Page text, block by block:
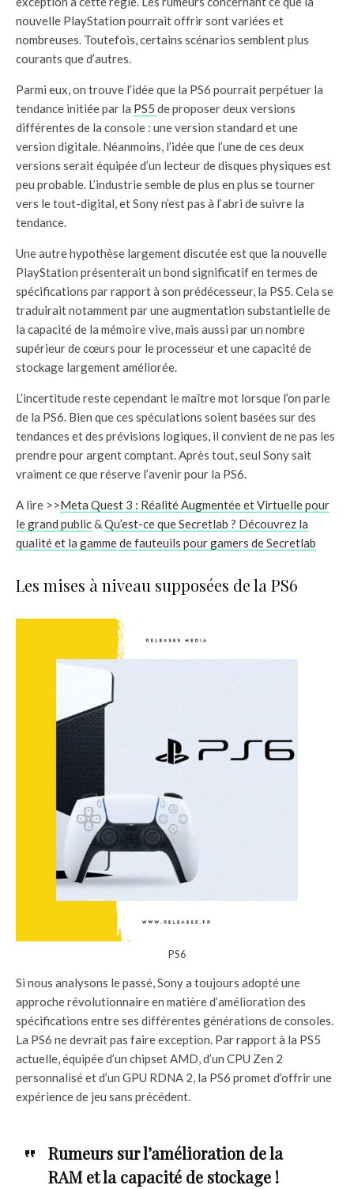
nouvelle PlayStation pourrait offrir sont variées et
nombreuses. Toutefois, certains scénarios semblent plus
courants que d’autres.
Parmi eux, on trouve l’idée que la PS6 pourrait perpétuer la
tendance initiée par la PS5 de proposer deux versions
différentes de la console : une version standard et une
version digitale. Néanmoins, l’idée que l’une de ces deux
versions serait équipée d’un lecteur de disques physiques est
peu probable. L’industrie semble de plus en plus se tourner
vers le tout-digital, et Sony n’est pas à l’abri de suivre la
tendance.
Une autre hypothèse largement discutée est que la nouvelle
PlayStation présenterait un bond significatif en termes de
spécifications par rapport à son prédécesseur, la PS5. Cela se
traduirait notamment par une augmentation substantielle de
la capacité de la mémoire vive, mais aussi par un nombre
supérieur de cœurs pour le processeur et une capacité de
stockage largement améliorée.
L’incertitude reste cependant le maître mot lorsque l’on parle
de la PS6. Bien que ces spéculations soient basées sur des
tendances et des prévisions logiques, il convient de ne pas les
prendre pour argent comptant. Après tout, seul Sony sait
vraiment ce que réserve l’avenir pour la PS6.
A lire >>Meta Quest 3 : Réalité Augmentée et Virtuelle pour
le grand public&Qu’est-ce que Secretlab ? Découvrez la
qualité et la gamme de fauteuils pour gamers de Secretlab
Les mises à niveau supposées de la PS6
PS6
Si nous analysons le passé, Sony a toujours adopté une
approche révolutionnaire en matière d’amélioration des
spécifications entre ses différentes générations de consoles.
La PS6 ne devrait pas faire exception. Par rapport à la PS5
actuelle, équipée d’un chipset AMD, d’un CPU Zen 2
personnalisé et d’un GPU RDNA 2, la PS6 promet d’offrir une
expérience de jeu sans précédent.
Rumeurs sur l’amélioration de la
RAM et la capacité de stockage !